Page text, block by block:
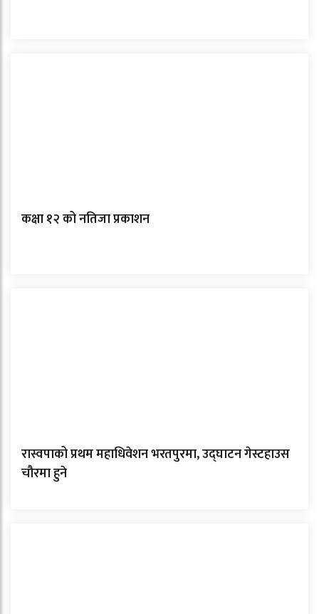
कक्षा १२ को नतिजा प्रकाशन
रास्वपाको प्रथम महाधिवेशन भरतपुरमा, उद्घाटन गेस्टहाउस
चौरमा हुने